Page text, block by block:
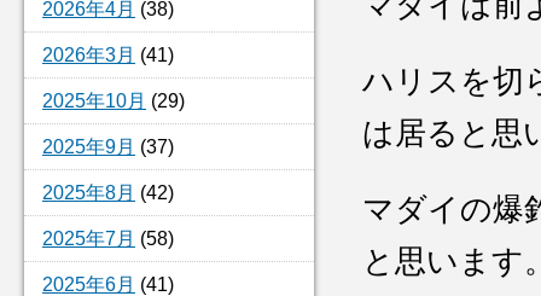
2026年4月 (38)
2026年3月 (41)
2025年10月 (29)
2025年9月 (37)
2025年8月 (42)
2025年7月 (58)
2025年6月 (41)
ハリスを切
は居ると思
マダイの爆
と思います